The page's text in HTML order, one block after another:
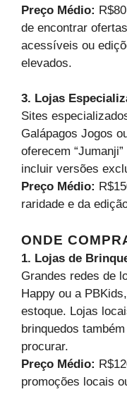
Preço Médio:
de encontrar
acessíveis ou
elevados.
3. Lojas
Sites
Galápagos Jogos
oferecem
incluir versões
Preço Médio:
raridade e da
ONDE
1. Lojas de
Grandes redes de
Happy ou a
estoque. Lojas
brinquedos
procurar.
Preço Médio:
promoções locais